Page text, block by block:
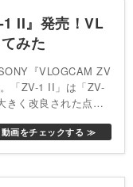
II』発売！VL
みた
『VLOGCAM ZV
「ZV-1 II」は「ZV-
きく改良された点は
1 II」は18mm-50m
。
動画をチェックする ≫